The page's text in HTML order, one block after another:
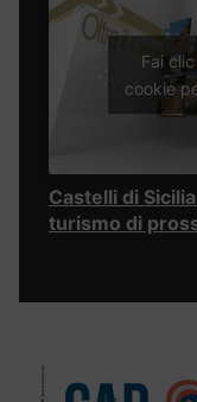
Fai
cookie
Castelli di
turismo di